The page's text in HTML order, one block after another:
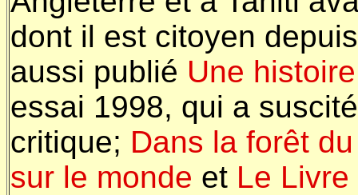
dont il est citoyen
aussi publié Une
essai 1998, qui a
critique; Dans la forêt
sur le monde et Le